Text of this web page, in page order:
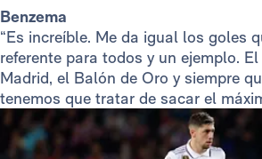
Benzema
“Es increíble. Me da igual los goles
referente para todos y un ejemplo.
Madrid, el Balón de Oro y siempre
tenemos que tratar de sacar el